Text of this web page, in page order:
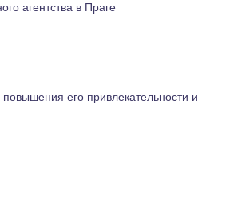
агентства в Праге
его привлекательности и